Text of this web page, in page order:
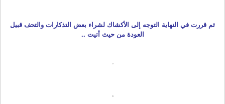
ثم قررت في النهاية التوجه إلى الأكشاك لشراء بعض التذكارات والتحف قبيل
العودة من حيث أتيت ..